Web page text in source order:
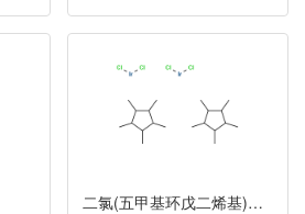
二氯(五甲基环戊二烯基)合铱(III)二聚体